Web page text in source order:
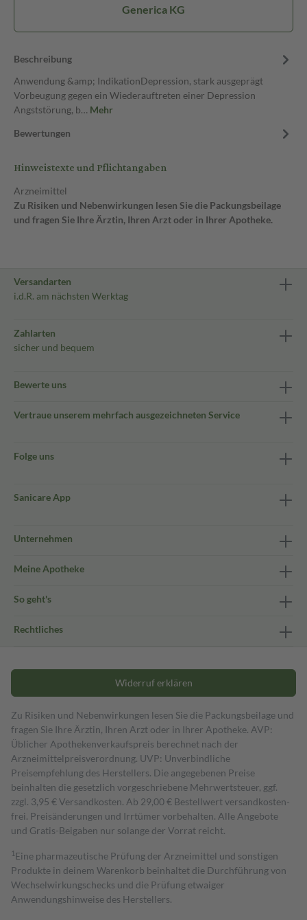
Generica KG
Beschreibung
Anwendung &amp; IndikationDepression, stark ausgeprägt
Vorbeugung gegen ein Wiederauftreten einer Depression
Angststörung, b… Mehr
Bewertungen
Hinweistexte und Pflichtangaben
Arzneimittel
Zu Risiken und Nebenwirkungen lesen Sie die Packungsbeilage
und fragen Sie Ihre Ärztin, Ihren Arzt oder in Ihrer Apotheke.
Versandarten
i.d.R. am nächsten Werktag
Zahlarten
sicher und bequem
Bewerte uns
Vertraue unserem mehrfach ausgezeichneten Service
Folge uns
Sanicare App
Unternehmen
Meine Apotheke
So geht's
Rechtliches
Widerruf erklären
Zu Risiken und Nebenwirkungen lesen Sie die Packungsbeilage und
fragen Sie Ihre Ärztin, Ihren Arzt oder in Ihrer Apotheke. AVP:
Üblicher Apothekenverkaufspreis berechnet nach der
Arzneimittelpreisverordnung. UVP: Unverbindliche
Preisempfehlung des Herstellers. Die angegebenen Preise
beinhalten die gesetzlich vorgeschriebene Mehrwertsteuer, ggf.
zzgl. 3,95 € Versandkosten. Ab 29,00 € Bestell­wert versand­kosten­
frei. Preisänderungen und Irrtümer vorbehalten. Alle Angebote
und Gratis-Beigaben nur solange der Vorrat reicht.
1 Eine pharmazeutische Prüfung der Arzneimittel und sonstigen
Produkte in deinem Warenkorb beinhaltet die Durchführung von
Wechselwirkungschecks und die Prüfung etwaiger
Anwendungshinweise des Herstellers.